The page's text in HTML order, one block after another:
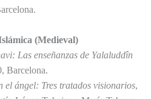
(Medieval)
Las enseñanzas de Yalaluddîn
Barcelona.
el ángel: Tres tratados visionarios,